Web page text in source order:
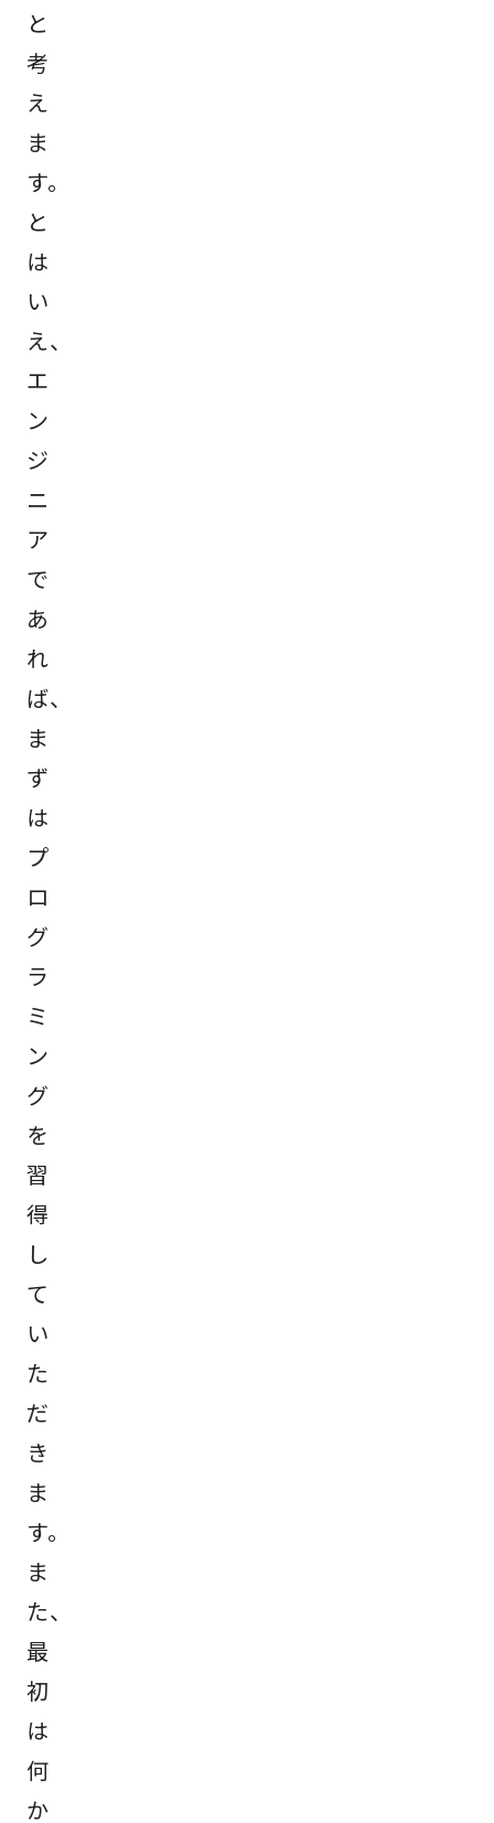
と
考
え
ま
す。
と
は
い
え、
エ
ン
ジ
ニ
ア
で
あ
れ
ば、
ま
ず
は
プ
ロ
グ
ラ
ミ
ン
グ
を
習
得
し
て
い
た
だ
き
ま
す。
ま
た、
最
初
は
何
か